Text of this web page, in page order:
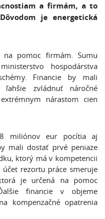
a firmám, a to
je energetická
na pomoc firmám. Sumu
hospodárstva
Financie by mali
zvládnuť náročné
nárastom cien
miliónov eur pocítia aj
mali dostať prvé peniaze
ktorý má v kompetencii
rezortu práce smeruje
je určená na pomoc
financie v objeme
kompenzačné opatrenia